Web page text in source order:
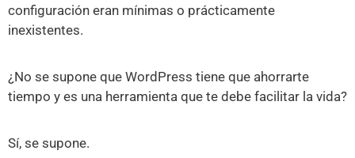
configuración eran mínimas o prácticamente
inexistentes.
¿No se supone que WordPress tiene que ahorrarte
tiempo y es una herramienta que te debe facilitar la vida?
Sí, se supone.